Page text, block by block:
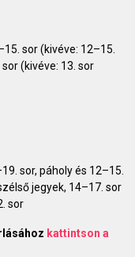
sor (kivéve: 12–15.
(kivéve: 13. sor
sor, páholy és 12–15.
jegyek, 14–17. sor
sor
kattintson a